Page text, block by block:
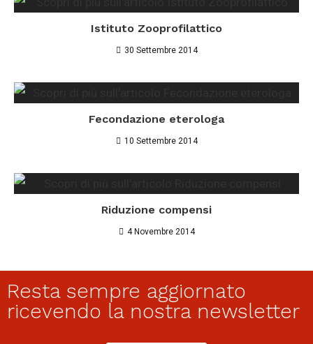
Istituto Zooprofilattico
30 Settembre 2014
Fecondazione eterologa
10 Settembre 2014
Riduzione compensi
4 Novembre 2014
Resta sempre aggiornato
ricevendo la nostra newsletter